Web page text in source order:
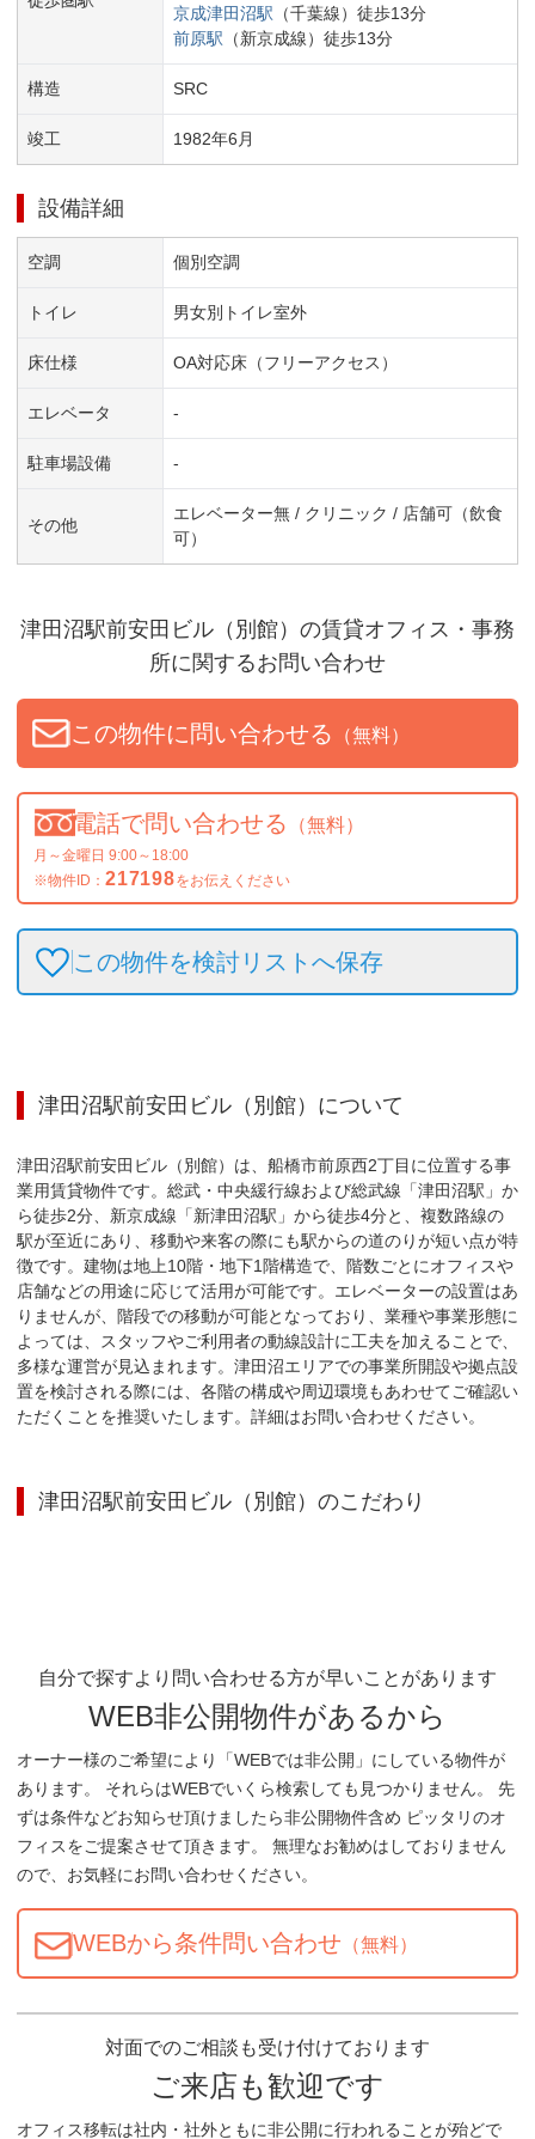
京成津田沼駅 （千葉線） 徒歩13分
前原駅 （新京成線） 徒歩13分
構造 SRC
竣工 1982年6 月
設備詳細
空調 個別空調
トイレ 男女別トイレ室外
床仕様 OA対応床（フリーアクセス）
エレベータ -
駐車場設備 -
その他
エレベーター無 / クリニック / 店舗可（飲食
可）
津田沼駅前安田ビル（別館） の賃貸オフィス・事務
所に関するお問い合わせ
この物件に問い合わせる （無料）
電話で問い合わせる （無料）
月～金曜日 9:00～18:00
※物件ID： 217198をお伝えください
この物件を検討リストへ保存
津田沼駅前安田ビル（別館） について
津田沼駅前安田ビル（別館）は、船橋市前原西2丁目に位置する事
業用賃貸物件です。総武・中央緩行線および総武線「津田沼駅」か
ら徒歩2分、新京成線「新津田沼駅」から徒歩4分と、複数路線の
駅が至近にあり、移動や来客の際にも駅からの道のりが短い点が特
徴です。建物は地上10階・地下1階構造で、階数ごとにオフィスや
店舗などの用途に応じて活用が可能です。エレベーターの設置はあ
りませんが、階段での移動が可能となっており、業種や事業形態に
よっては、スタッフやご利用者の動線設計に工夫を加えることで、
多様な運営が見込まれます。津田沼エリアでの事業所開設や拠点設
置を検討される際には、各階の構成や周辺環境もあわせてご確認い
ただくことを推奨いたします。詳細はお問い合わせください。
津田沼駅前安田ビル（別館） のこだわり
自分で探すより問い合わせる方が早いことがあります
WEB非公開物件があるから
オーナー様のご希望により「WEBでは非公開」にしている物件が
あります。 それらはWEBでいくら検索しても見つかりません。 先
ずは条件などお知らせ頂けましたら非公開物件含め ピッタリのオ
フィスをご提案させて頂きます。 無理なお勧めはしておりません
ので、お気軽にお問い合わせください。
WEBから条件問い合わせ （無料）
対面でのご相談も受け付けております
ご来店も歓迎です
オフィス移転は社内・社外ともに非公開に行われることが殆どで